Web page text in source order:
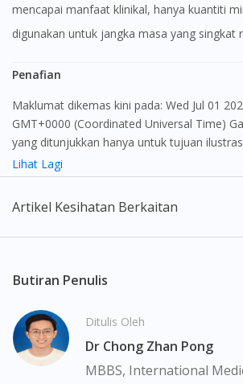
mencapai manfaat klinikal, hanya kuantiti
digunakan untuk jangka masa yang singkat
Penafian
Maklumat dikemas kini pada: Wed Jul 01 2026 09:28:48
GMT+0000 (Coordinated Universal Time)
yang ditunjukkan hanya untuk tujuan
mungkin tidak seperti produk yang sebenar
maklumat sahaja, bagi kegunaan para
bukan bertujuan sebagai rujukan kepada
seorang pengamal perubatan. Keberkesanan
pengguna dengan pengguna yang lain.
pengguna untuk membuat diagnosis atau
Pesakit haruslah sentiasa mendapatkan
atau ahli farmasi bertauliah sebelum
Lihat Lagi
Artikel Kesihatan Berkaitan
Butiran Penulis
Ditulis Oleh
Dr Chong Zhan Pong
MBBS, International